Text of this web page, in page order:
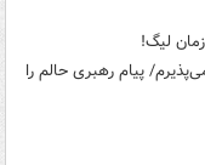
لیگ!
پیام رهبری حالم را